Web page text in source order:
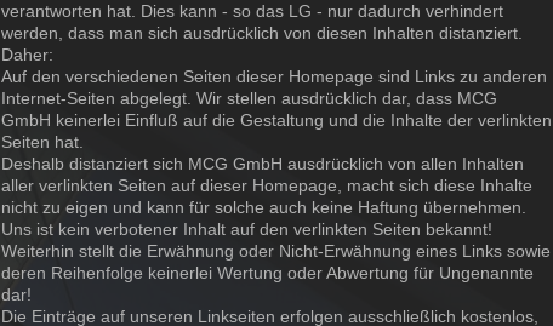
verantworten hat. Dies kann - so das LG - nur dadurch verhindert
werden, dass man sich ausdrücklich von diesen Inhalten distanziert.
Daher:
Auf den verschiedenen Seiten dieser Homepage sind Links zu anderen
Internet-Seiten abgelegt. Wir stellen ausdrücklich dar, dass MCG
GmbH keinerlei Einfluß auf die Gestaltung und die Inhalte der verlinkten
Seiten hat.
Deshalb distanziert sich MCG GmbH ausdrücklich von allen Inhalten
aller verlinkten Seiten auf dieser Homepage, macht sich diese Inhalte
nicht zu eigen und kann für solche auch keine Haftung übernehmen.
Uns ist kein verbotener Inhalt auf den verlinkten Seiten bekannt!
Weiterhin stellt die Erwähnung oder Nicht-Erwähnung eines Links sowie
deren Reihenfolge keinerlei Wertung oder Abwertung für Ungenannte
dar!
Die Einträge auf unseren Linkseiten erfolgen ausschließlich kostenlos,